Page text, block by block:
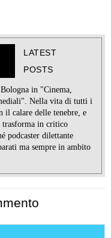
LATEST
POSTS
in "Cinema,
Nella vita di tutti i
il calare delle tenebre, e
trasforma in critico
podcaster dilettante
ma sempre in ambito